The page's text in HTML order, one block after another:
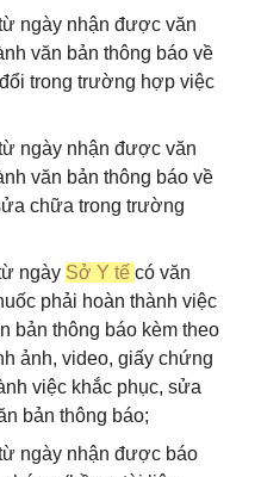
ngày nhận được văn
văn bản thông báo về
trong trường hợp việc
ngày nhận được văn
văn bản thông báo về
chữa trong trường
ngày Sở Y tế có văn
phải hoàn thành việc
bản thông báo kèm theo
ảnh, video, giấy chứng
việc khắc phục, sửa
bản thông báo;
ngày nhận được báo